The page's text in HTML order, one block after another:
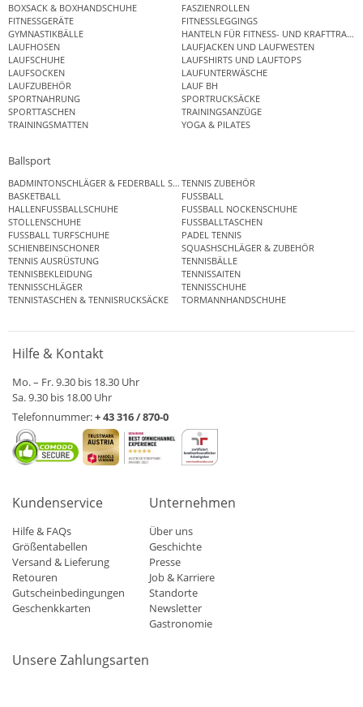
BOXSACK & BOXHANDSCHUHE
FASZIENROLLEN
FITNESSGERÄTE
FITNESSLEGGINGS
GYMNASTIKBÄLLE
HANTELN FÜR FITNESS- UND
LAUFHOSEN
LAUFJACKEN UND LAUFWESTEN
LAUFSCHUHE
LAUFSHIRTS UND LAUFTOPS
LAUFSOCKEN
LAUFUNTERWÄSCHE
LAUFZUBEHÖR
LAUF BH
SPORTNAHRUNG
SPORTRUCKSÄCKE
SPORTTASCHEN
TRAININGSANZÜGE
TRAININGSMATTEN
YOGA & PILATES
Ballsport
BADMINTONSCHLÄGER & FEDERBALL SETSTENNIS ZUBEHÖR
BASKETBALL
FUSSBALL
HALLENFUSSBALLSCHUHE
FUSSBALL NOCKENSCHUHE
STOLLENSCHUHE
FUSSBALLTASCHEN
FUSSBALL TURFSCHUHE
PADEL TENNIS
SCHIENBEINSCHONER
SQUASHSCHLÄGER & ZUBEHÖR
TENNIS AUSRÜSTUNG
TENNISBÄLLE
TENNISBEKLEIDUNG
TENNISSAITEN
TENNISSCHLÄGER
TENNISSCHUHE
TENNISTASCHEN & TENNISRUCKSÄCKE
TORMANNHANDSCHUHE
Hilfe & Kontakt
Mo. – Fr. 9.30 bis 18.30 Uhr
Sa. 9.30 bis 18.00 Uhr
Telefonnummer:+ 43 316 / 870-0
Kundenservice
Hilfe & FAQs
Größentabellen
Versand & Lieferung
Retouren
Gutscheinbedingungen
Geschenkkarten
Unternehmen
Über uns
Geschichte
Presse
Job & Karriere
Standorte
Newsletter
Gastronomie
Unsere Zahlungsarten